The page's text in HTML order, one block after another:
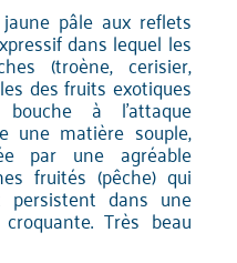
pâle aux reflets
dans lequel les
(troène, cerisier,
des fruits exotiques
bouche à l'attaque
une matière souple,
par une agréable
fruités (pêche) qui
dans une
Très beau